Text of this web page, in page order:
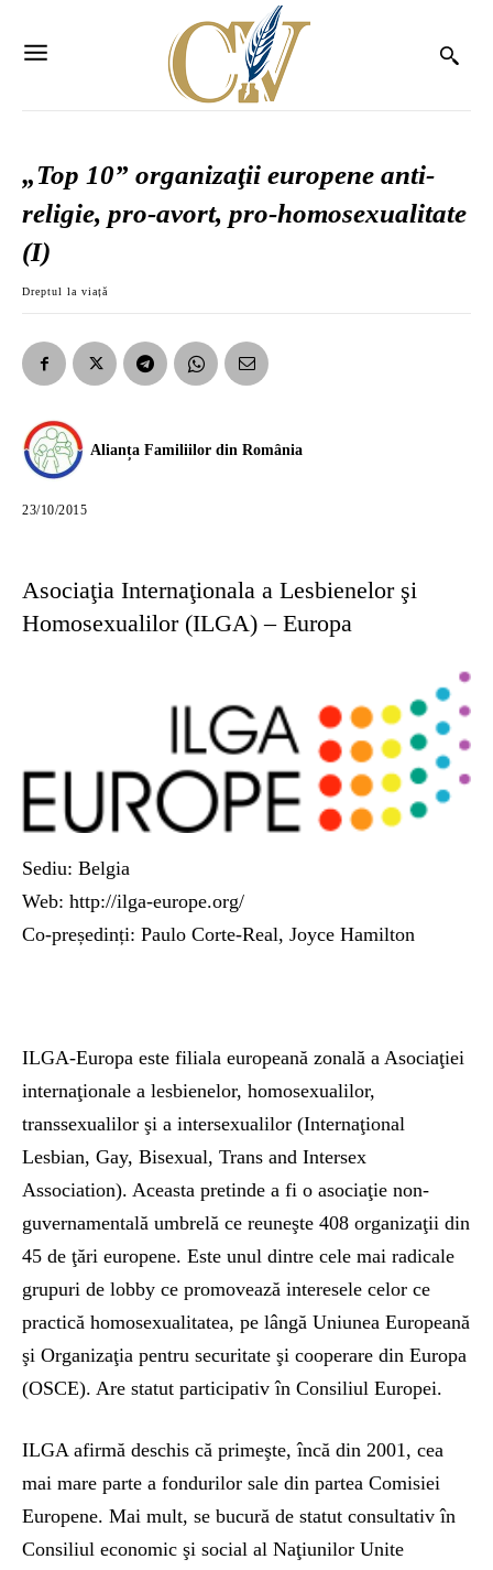
„Top 10” organizaţii europene anti-
religie, pro-avort, pro-homosexualitate
(I)
Dreptul la viață
Alianța Familiilor din România
23/10/2015
Asociaţia Internaţionala a Lesbienelor şi
Homosexualilor (ILGA) – Europa
Sediu: Belgia
Web: http://ilga-europe.org/
Co-președinți: Paulo Corte-Real, Joyce Hamilton
ILGA-Europa este filiala europeană zonală a Asociaţiei
internaţionale a lesbienelor, homosexualilor,
transsexualilor şi a intersexualilor (Internaţional
Lesbian, Gay, Bisexual, Trans and Intersex
Association). Aceasta pretinde a fi o asociaţie non-
guvernamentală umbrelă ce reuneşte 408 organizaţii din
45 de ţări europene. Este unul dintre cele mai radicale
grupuri de lobby ce promovează interesele celor ce
practică homosexualitatea, pe lângă Uniunea Europeană
şi Organizaţia pentru securitate şi cooperare din Europa
(OSCE). Are statut participativ în Consiliul Europei.
ILGA afirmă deschis că primeşte, încă din 2001, cea
mai mare parte a fondurilor sale din partea Comisiei
Europene. Mai mult, se bucură de statut consultativ în
Consiliul economic şi social al Naţiunilor Unite